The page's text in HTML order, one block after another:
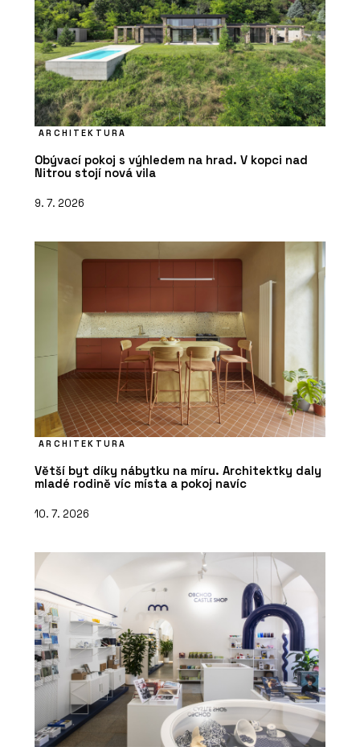
ARCHITEKTURA
Obývací pokoj s výhledem na hrad. V kopci nad
Nitrou stojí nová vila
9. 7. 2026
ARCHITEKTURA
Větší byt díky nábytku na míru. Architektky daly
mladé rodině víc místa a pokoj navíc
10. 7. 2026